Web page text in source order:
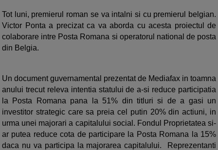
Tot luni, premierul roman se va intalni si cu premierul belgian.
Victor Ponta a precizat ca va aborda cu acesta proiectul de
colaborare intre Posta Romana si operatorul national de posta
din Belgia.
Un document guvernamental prezentat de Mediafax in toamna
anului trecut releva intentia statului de a-si reduce participatia
la Posta Romana pana la 51% din titluri si de a gasi un
investitor strategic care sa preia cel putin 20% din actiuni, in
urma unei majorari a capitalului social. Fondul Proprietatea si-
ar putea reduce cota de participare la Posta Romana la 15%
daca nu va participa la majorarea capitalului. Reprezentanti